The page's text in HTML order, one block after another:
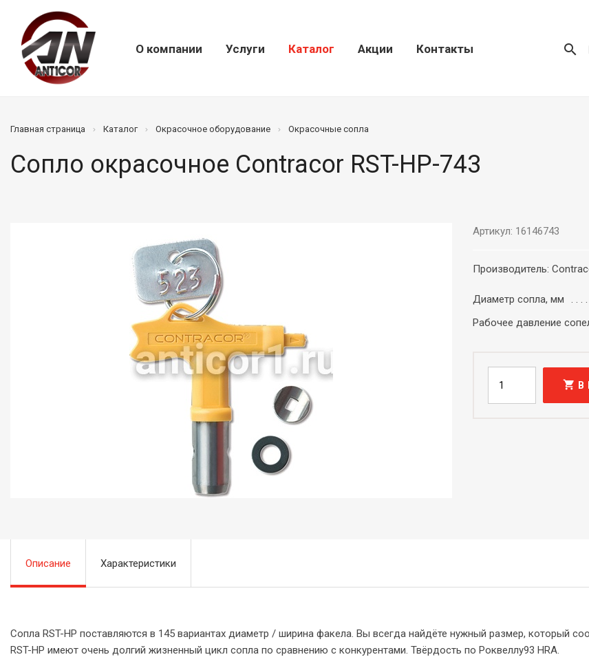
О компании Услуги Каталог Акции Контакты search
Главная страница Каталог Окрасочное оборудование Окрасочные сопла
Сопло окрасочное Contracor RST-HP-743
Артикул: 16146743
Производитель:
Диаметр сопла, мм
Рабочее давление
shopping_cart В
Описание Характеристики
Сопла RST-HP поставляются в 145 вариантах диаметр / ширина факела. Вы всегда найдёте нужный размер, который
RST-HP имеют очень долгий жизненный цикл сопла по сравнению с конкурентами. Твёрдость по Роквеллу93 HRA.